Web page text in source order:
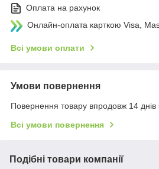
Оплата на рахунок
Онлайн-оплата карткою Visa,
Всі умови оплати
Умови повернення
Повернення товару впродовж 14 днів
Всі умови повернення
Подібні товари компанії